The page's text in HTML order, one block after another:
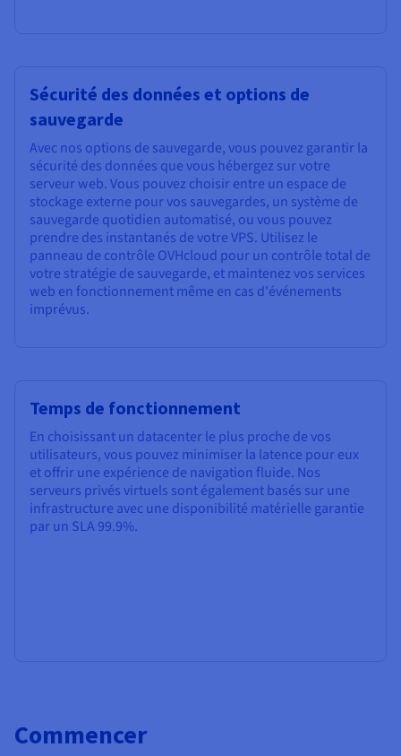
Sécurité des données et options de
sauvegarde
Avec nos options de sauvegarde, vous pouvez garantir la
sécurité des données que vous hébergez sur votre
serveur web. Vous pouvez choisir entre un espace de
stockage externe pour vos sauvegardes, un système de
sauvegarde quotidien automatisé, ou vous pouvez
prendre des instantanés de votre VPS. Utilisez le
panneau de contrôle OVHcloud pour un contrôle total de
votre stratégie de sauvegarde, et maintenez vos services
web en fonctionnement même en cas d'événements
imprévus.
Temps de fonctionnement
En choisissant un datacenter le plus proche de vos
utilisateurs, vous pouvez minimiser la latence pour eux
et offrir une expérience de navigation fluide. Nos
serveurs privés virtuels sont également basés sur une
infrastructure avec une disponibilité matérielle garantie
par un SLA99.9%.
Commencer